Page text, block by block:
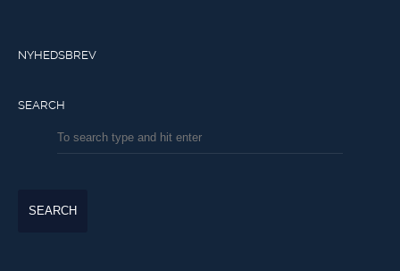
NYHEDSBREV
SEARCH